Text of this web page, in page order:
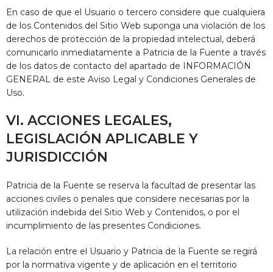
En caso de que el Usuario o tercero considere que cualquiera
de los Contenidos del Sitio Web suponga una violación de los
derechos de protección de la propiedad intelectual, deberá
comunicarlo inmediatamente a Patricia de la Fuente a través
de los datos de contacto del apartado de INFORMACIÓN
GENERAL de este Aviso Legal y Condiciones Generales de
Uso.
VI. ACCIONES LEGALES,
LEGISLACIÓN APLICABLE Y
JURISDICCIÓN
Patricia de la Fuente se reserva la facultad de presentar las
acciones civiles o penales que considere necesarias por la
utilización indebida del Sitio Web y Contenidos, o por el
incumplimiento de las presentes Condiciones.
La relación entre el Usuario y Patricia de la Fuente se regirá
por la normativa vigente y de aplicación en el territorio